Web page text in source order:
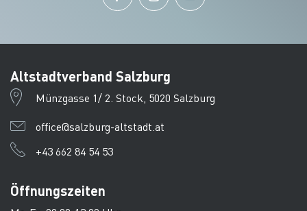
Altstadtverband Salzburg
Münzgasse 1/ 2. Stock, 5020 Salzburg
office@salzburg-altstadt.at
+43 662 84 54 53
Öffnungszeiten